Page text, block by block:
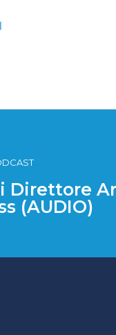
Direttore
(AUDIO)